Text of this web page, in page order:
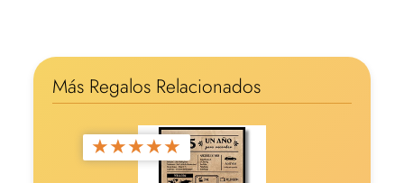
Más Regalos Relacionados
★★★★★